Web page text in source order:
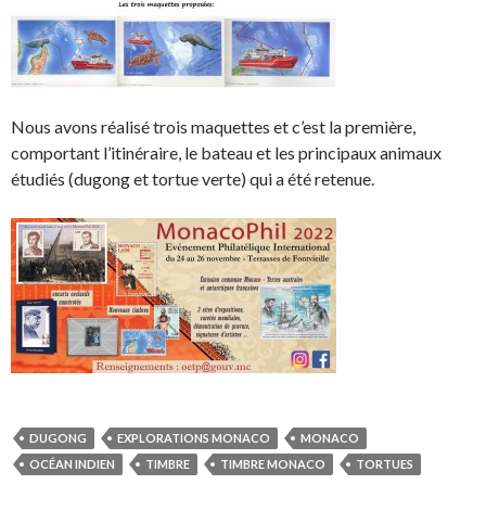
Nous avons réalisé trois maquettes et c’est la première,
comportant l’itinéraire, le bateau et les principaux animaux
étudiés (dugong et tortue verte) qui a été retenue.
DUGONG EXPLORATIONS MONACO
MONACO
OCÉAN INDIEN
TIMBRE TIMBRE MONACO TORTUES